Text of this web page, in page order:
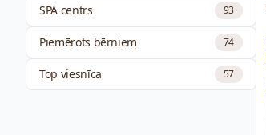
SPA centrs 93
Piemērots bērniem 74
Top viesnīca 57